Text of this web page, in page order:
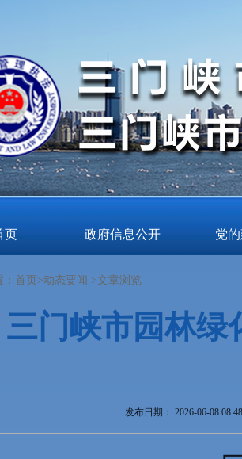
页 政府信息公开 党
首页>动态要闻 >文章浏览
三门峡市园林绿
发布日期： 2026-06-08 08:48